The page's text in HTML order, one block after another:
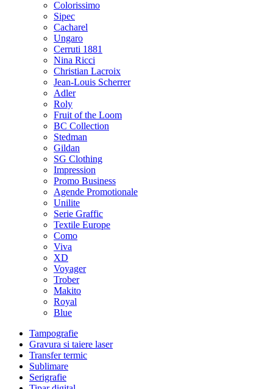
Colorissimo
Sipec
Cacharel
Ungaro
Cerruti 1881
Nina Ricci
Christian Lacroix
Jean-Louis Scherrer
Adler
Roly
Fruit of the Loom
BC Collection
Stedman
Gildan
SG Clothing
Impression
Promo Business
Agende Promotionale
Unilite
Serie Graffic
Textile Europe
Como
Viva
XD
Voyager
Trober
Makito
Royal
Blue
Tampografie
Gravura si taiere laser
Transfer termic
Sublimare
Serigrafie